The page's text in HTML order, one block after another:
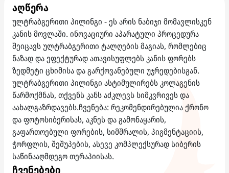
აღწერა
ულტრაბგერითი პილინგი - ეს არის ნაბიჯი მომავლისკენ
კანის მოვლაში. ინოვაციური აპარატული პროცედურა
შეიცავს ულტრაბგერითი ტალღების მაგიას, რომლებიც
ნაზად და ეფექტურად ათავისუფლებს კანის ფორებს
ზედმეტი ცხიმისა და გარქოვანებული უჯრედებისგან.
ულტრაბგერითი პილინგი ასტიმულირებს კოლაგენის
წარმოქმნას, თქვენს კანს აძკლევს სიმკვრივეს და
აახალგაზრდავებს.ჩვენება: რეკომენდირებულია ქრონო
და ფოტოსიბერისას, აკნეს და გამონაყარის,
გაფართოებული ფორების, სიმშრალის, პიგმენტაციის,
ჭორფლის, შეშუპების, ასევე კომპლექსურად სიბერის
საწინააღმდეგო თერაპიისას.
ჩვენებები